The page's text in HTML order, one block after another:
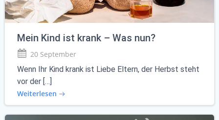
Mein Kind ist krank – Was nun?
20 September
Wenn Ihr Kind krank ist Liebe Eltern, der Herbst steht
vor der […]
Weiterlesen